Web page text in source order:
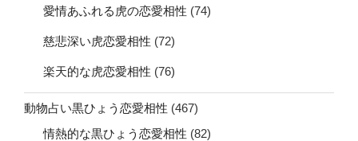
愛情あふれる虎の恋愛相性 (74)
慈悲深い虎恋愛相性 (72)
楽天的な虎恋愛相性 (76)
動物占い黒ひょう恋愛相性 (467)
情熱的な黒ひょう恋愛相性 (82)